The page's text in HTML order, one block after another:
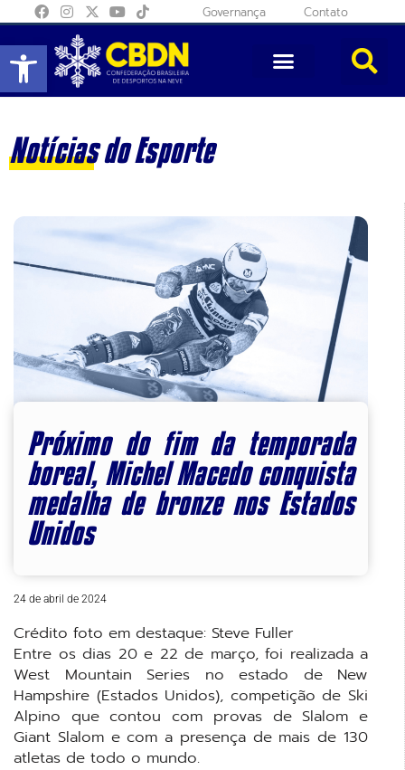
Abrir a barra de ferramentas
Governança Contato
Notícias do Esporte
Próximo do fim da temporada
boreal, Michel Macedo conquista
medalha de bronze nos Estados
Unidos
24 de abril de 2024
Crédito foto em destaque: Steve Fuller
Entre os dias 20 e 22 de março, foi realizada a
West Mountain Series no estado de New
Hampshire (Estados Unidos), competição de Ski
Alpino que contou com provas de Slalom e
Giant Slalom e com a presença de mais de 130
atletas de todo o mundo.